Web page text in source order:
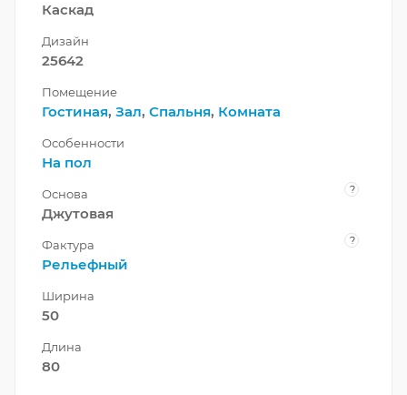
Каскад
Дизайн
25642
Помещение
Гостиная, Зал, Спальня, Комната
Особенности
На пол
Основа ?
Джутовая
Фактура ?
Рельефный
Ширина
50
Длина
80